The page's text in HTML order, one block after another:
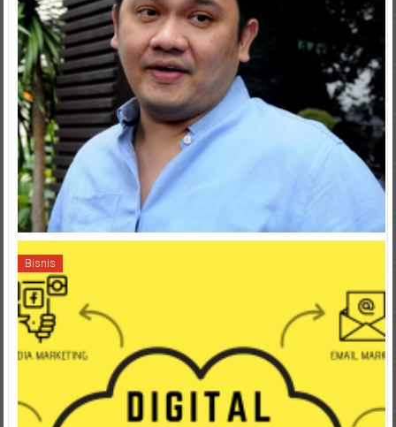
Bisnis